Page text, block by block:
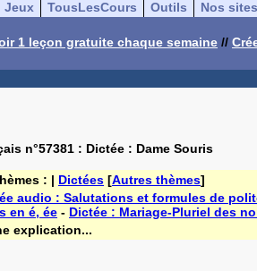
Jeux TousLesCours Outils Nos sites
1 leçon gratuite chaque semaine //
n°57381 : Dictée : Dame Souris
: | Dictées [Autres thèmes]
audio : Salutations et formules de
en é, ée - Dictée : Mariage-Pluriel des
explication...